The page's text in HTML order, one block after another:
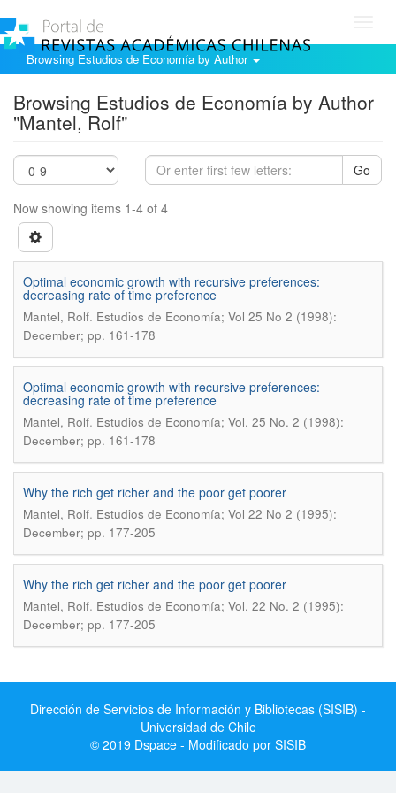
Browsing Estudios de Economía by Author
Browsing Estudios de Economía by Author
"Mantel, Rolf"
Go
Now showing items 1-4 of 4
Optimal economic growth with recursive preferences:
decreasing rate of time preference
Mantel, Rolf. Estudios de Economía; Vol 25 No 2 (1998):
December; pp. 161-178
Optimal economic growth with recursive preferences:
decreasing rate of time preference
Mantel, Rolf. Estudios de Economía; Vol. 25 No. 2 (1998):
December; pp. 161-178
Why the rich get richer and the poor get poorer
Mantel, Rolf. Estudios de Economía; Vol 22 No 2 (1995):
December; pp. 177-205
Why the rich get richer and the poor get poorer
Mantel, Rolf. Estudios de Economía; Vol. 22 No. 2 (1995):
December; pp. 177-205
Dirección de Servicios de Información y Bibliotecas (SISIB) -
Universidad de Chile
© 2019 Dspace - Modificado por SISIB